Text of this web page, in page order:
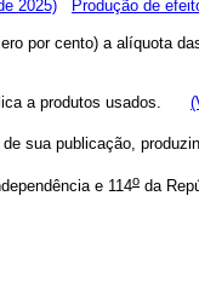
2025) Produção de
por cento) a alíquota
a produtos usados.
sua publicação,
e 114o da